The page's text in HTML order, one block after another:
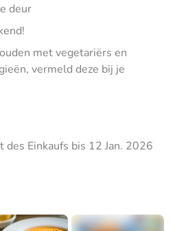
deur
met vegetariërs en
vermeld deze bij je
Einkaufs bis 12 Jan. 2026